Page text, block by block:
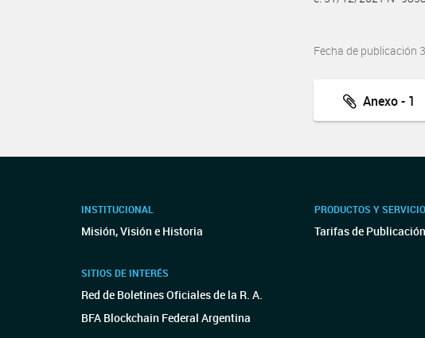
Fecha de publicación
Anexo - 1
INSTITUCIONAL
Misión, Visión e Historia
SITIOS DE INTERÉS
Red de Boletines Oficiales de la R. A.
BFA Blockchain Federal Argentina
PRODUCTOS Y
Tarifas de Publicación